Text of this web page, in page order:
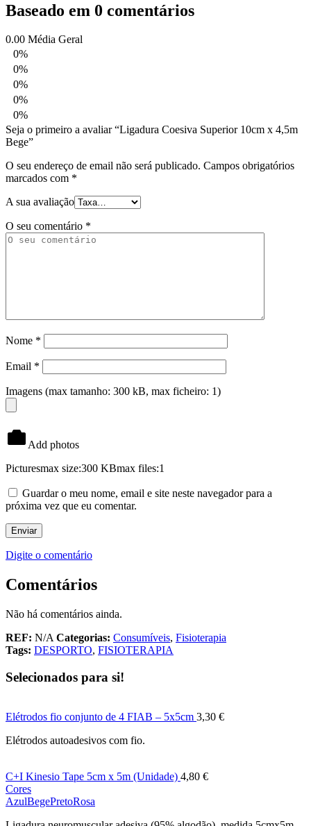
Baseado em 0 comentários
0.00 Média Geral
0%
0%
0%
0%
0%
Seja o primeiro a avaliar “Ligadura Coesiva Superior 10cm x 4,5m
Bege”
O seu endereço de email não será publicado. Campos obrigatórios
marcados com *
A sua avaliação
O seu comentário *
Nome *
Email *
Imagens (max tamanho: 300 kB, max ficheiro: 1)
Add photos
Picturesmax size:300 KBmax files:1
Guardar o meu nome, email e site neste navegador para a
próxima vez que eu comentar.
Digite o comentário
Comentários
Não há comentários ainda.
REF: N/A Categorias: Consumíveis, Fisioterapia
Tags: DESPORTO, FISIOTERAPIA
Selecionados para si!
Elétrodos fio conjunto de 4 FIAB – 5x5cm 3,30 €
Elétrodos autoadesivos com fio.
C+I Kinesio Tape 5cm x 5m (Unidade) 4,80 €
Cores
AzulBegePretoRosa